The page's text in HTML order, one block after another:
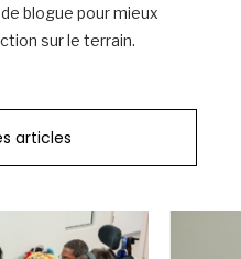
blogue pour mieux
sur le terrain.
articles